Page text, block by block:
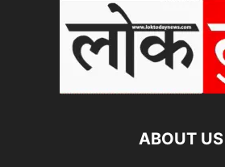
ABOUT US